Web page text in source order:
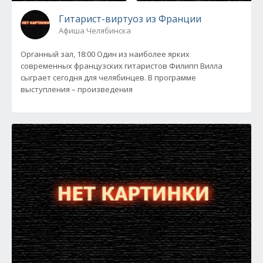
Гитарист-виртуоз из Франции
Афиша Челябинска
Органный зал, 18:00 Один из наиболее ярких
современных французских гитаристов Филипп Вилла
сыграет сегодня для челябинцев. В программе
выступления – произведения